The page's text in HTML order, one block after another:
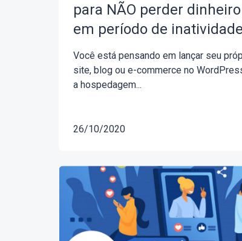
para NÃO perder dinheiro
em período de inatividade
Você está pensando em lançar seu
site, blog ou e-commerce no
a hospedagem...
26/10/2020